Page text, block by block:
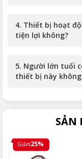
4. Thiết bị hoạt
tiện lợi không?
5. Người lớn tuổi
thiết bị này
SẢN
Giảm25%